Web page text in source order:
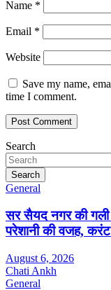
Name *
Email *
Website
Save my name,
time I comment.
Search
Search
General
सर सैयद नगर की गली
परेशानी की वजह,
August 6, 2026
Chati Ankh
General